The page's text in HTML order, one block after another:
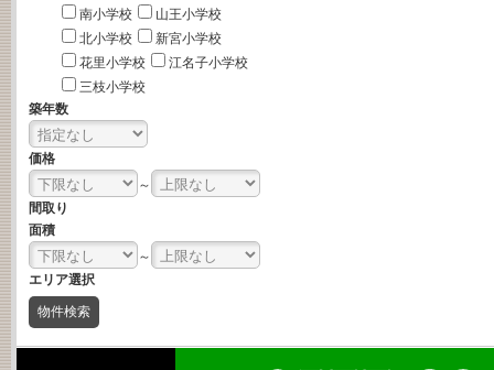
南小学校
北小学校
山王小学校
新宮小学校
花里小学校
三枝小学校
江名子小学校
築年数
価格
～
間取り
面積
～
エリア選択